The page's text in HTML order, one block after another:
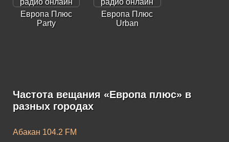
Европа Плюс
Party
Европа Плюс
Urban
Европа Плюс K-
Pop
Частота вещания «Европа плюс» в
разных городах
Абакан 104.2 FM